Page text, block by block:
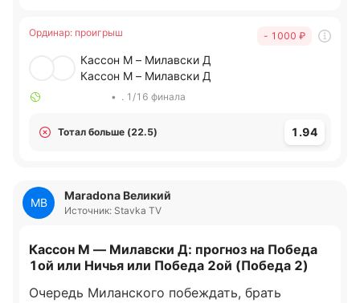
Ординар: проигрыш - 1000 ₽
Кассон М – Милавски Д
Кассон М – Милавски Д
• . 1/16 финала
Тотал больше (22.5) 1.94
MВ
Maradona Великий
Источник: Stavka TV
Кассон М — Милавски Д: прогноз на Победа
1ой или Ничья или Победа 2ой (Победа 2)
Очередь Миланского побеждать, брать